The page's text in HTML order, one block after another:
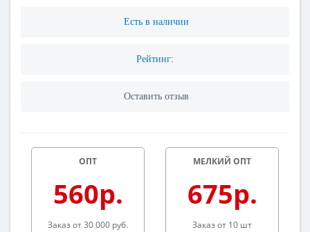
Есть в наличии
Рейтинг:
Оставить отзыв
ОПТ
560р.
Заказ от 30 000 руб.
МЕЛКИЙ ОПТ
675р.
Заказ от 10 шт